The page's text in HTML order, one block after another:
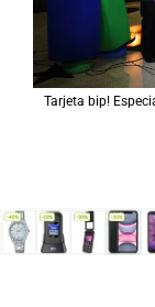
Tarjeta bip!